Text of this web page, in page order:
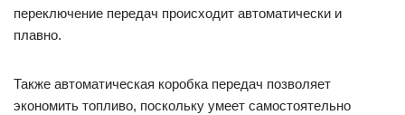
переключение передач происходит автоматически и
плавно.
Также автоматическая коробка передач позволяет
экономить топливо, поскольку умеет самостоятельно